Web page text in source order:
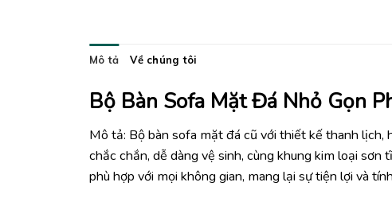
Mô tả Về chúng tôi
Bộ Bàn Sofa Mặt Đá Nhỏ Gọn
Mô tả: Bộ bàn sofa mặt đá cũ với thiết kế thanh
chắc chắn, dễ dàng vệ sinh, cùng khung kim loại
phù hợp với mọi không gian, mang lại sự tiện lợi và